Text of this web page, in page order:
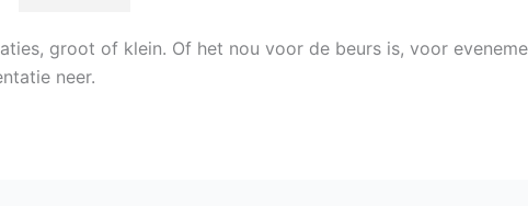
groot of klein. Of het nou voor de beurs is, voor
neer.